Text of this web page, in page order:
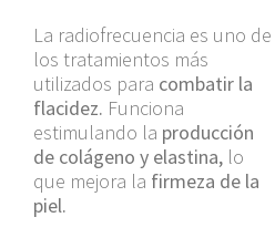
La radiofrecuencia es uno de
los tratamientos más
utilizados para combatir la
flacidez. Funciona
estimulando la producción
de colágeno y elastina, lo
que mejora la firmeza de la
piel.